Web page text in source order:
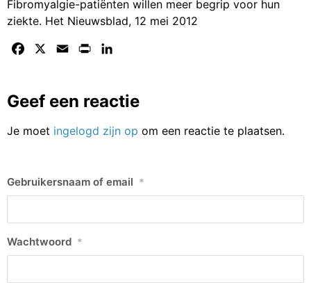
Fibromyalgie-patiënten willen meer begrip voor hun
ziekte. Het Nieuwsblad, 12 mei 2012
Facebook Email Print
Geef een reactie
Je moet ingelogd zijn op om een reactie te plaatsen.
Gebruikersnaam of email *
Wachtwoord *